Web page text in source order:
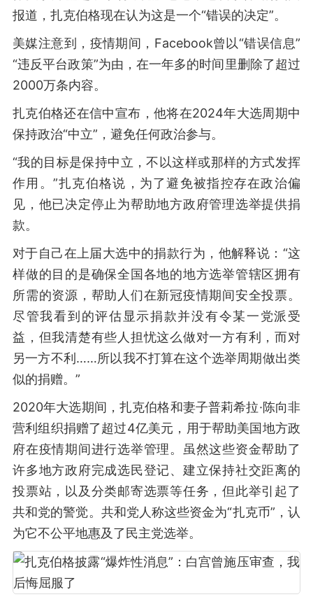
报道，扎克伯格现在认为这是一个“错误的决定”。
美媒注意到，疫情期间，Facebook曾以“错误信息”
“违反平台政策”为由，在一年多的时间里删除了超过
2000万条内容。
扎克伯格还在信中宣布，他将在2024年大选周期中
保持政治“中立”，避免任何政治参与。
“我的目标是保持中立，不以这样或那样的方式发挥
作用。”扎克伯格说，为了避免被指控存在政治偏
见，他已决定停止为帮助地方政府管理选举提供捐
款。
对于自己在上届大选中的捐款行为，他解释说：“这
样做的目的是确保全国各地的地方选举管辖区拥有
所需的资源，帮助人们在新冠疫情期间安全投票。
尽管我看到的评估显示捐款并没有令某一党派受
益，但我清楚有些人担忧这么做对一方有利，而对
另一方不利……所以我不打算在这个选举周期做出类
似的捐赠。”
2020年大选期间，扎克伯格和妻子普莉希拉·陈向非
营利组织捐赠了超过4亿美元，用于帮助美国地方政
府在疫情期间进行选举管理。虽然这些资金帮助了
许多地方政府完成选民登记、建立保持社交距离的
投票站，以及分类邮寄选票等任务，但此举引起了
共和党的警觉。共和党人称这些资金为“扎克币”，认
为它不公平地惠及了民主党选举。